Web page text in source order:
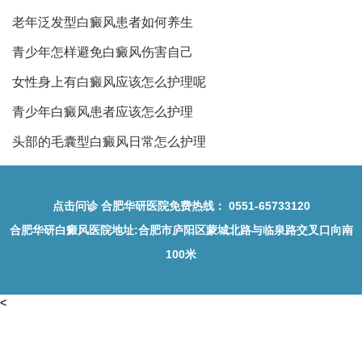
老年泛发型白癜风患者如何养生
青少年怎样避免白癜风伤害自己
女性身上有白癜风应该怎么护理呢
青少年白癜风患者应该怎么护理
头部的毛囊型白癜风日常怎么护理
点击问诊合肥华研医院免费热线： 0551-65733120
合肥华研白癜风医院地址:合肥市庐阳区蒙城北路与临泉路交叉口向南
100米
<